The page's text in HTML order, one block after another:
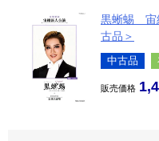
黒蜥蜴 宙
古品＞
中古品
販売価格